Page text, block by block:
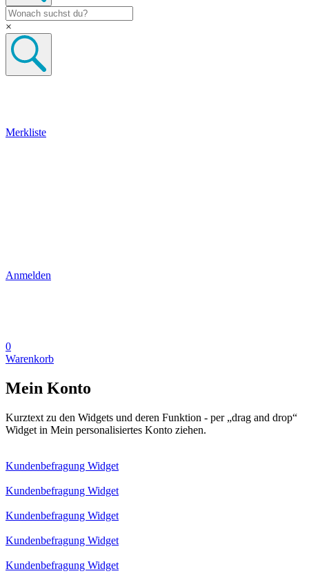
×
Merkliste
Anmelden
0
Warenkorb
Mein Konto
Kurztext zu den Widgets und deren Funktion - per „drag and drop“
Widget in Mein personalisiertes Konto ziehen.
Kundenbefragung Widget
Kundenbefragung Widget
Kundenbefragung Widget
Kundenbefragung Widget
Kundenbefragung Widget